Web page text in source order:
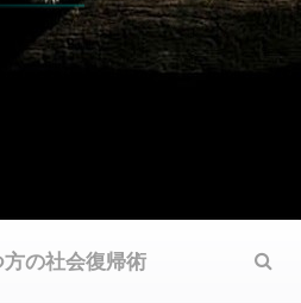
の社会復帰術